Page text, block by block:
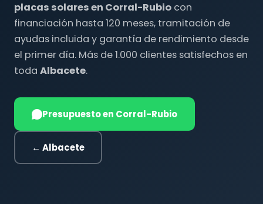
placas solares en Corral-Rubio con
financiación hasta 120 meses, tramitación de
ayudas incluida y garantía de rendimiento desde
el primer día. Más de 1.000 clientes satisfechos en
toda Albacete.
Presupuesto en Corral-Rubio
← Albacete